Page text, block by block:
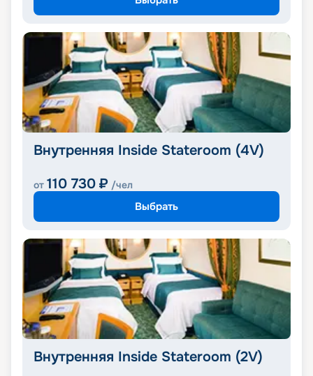
Внутренняя Inside Stateroom (4V)
от 110 730 ₽ /чел
Выбрать
Внутренняя Inside Stateroom (2V)